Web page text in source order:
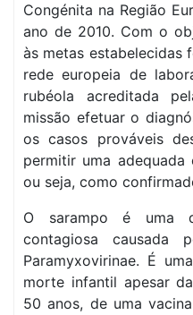
Congénita na Região
ano de 2010. Com o
às metas estabelecidas
rede europeia de
rubéola acreditada
missão efetuar o
os casos prováveis
permitir uma adequada
ou seja, como
O sarampo é uma
contagiosa
Paramyxovirinae. É
morte infantil apesar
50 anos, de uma